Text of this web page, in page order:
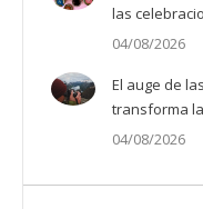
las
04/08/2026
El auge de
transforma
04/08/2026